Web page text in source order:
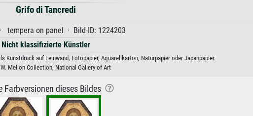
Grifo di Tancredi
tempera on panel · Bild-ID: 1224203
Nicht klassifizierte Künstler
Kunstdruck auf Leinwand, Fotopapier, Aquarellkarton, Naturpapier oder Japanpapier.
Mellon Collection, National Gallery of Art
Farbversionen dieses Bildes